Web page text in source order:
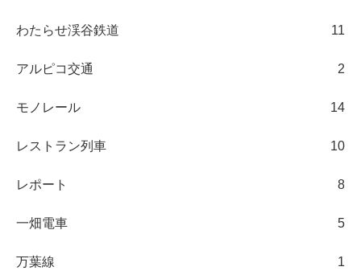
わたらせ渓谷鉄道 11
アルピコ交通 2
モノレール 14
レストラン列車 10
レポート 8
一畑電車 5
万葉線 1